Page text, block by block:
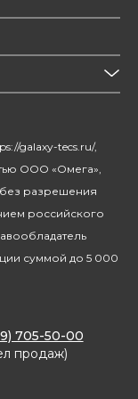
galaxy-tecs.ru/,
ООО «Омега»,
разрешения
российского
суммой до 5 000
705-50-00
продаж)